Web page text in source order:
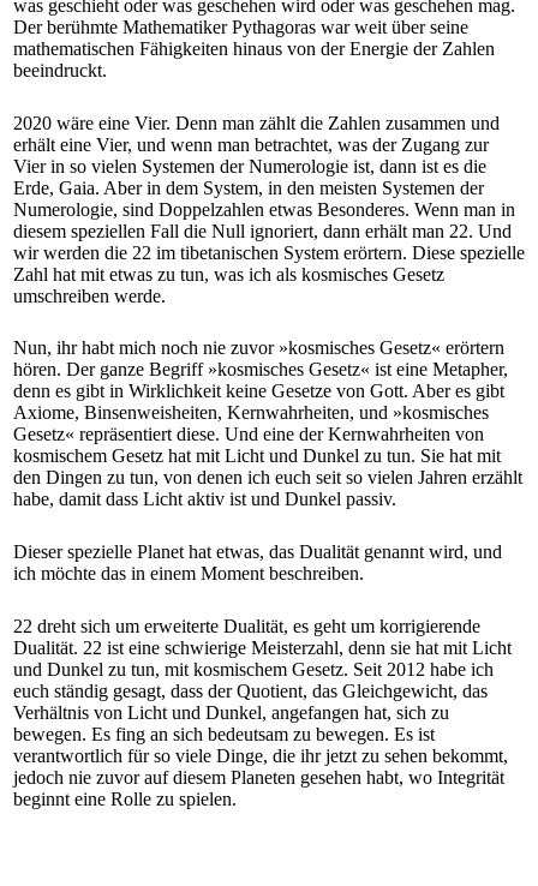
was geschieht oder was geschehen wird oder was geschehen mag.
Der berühmte Mathematiker Pythagoras war weit über seine
mathematischen Fähigkeiten hinaus von der Energie der Zahlen
beeindruckt.
2020 wäre eine Vier. Denn man zählt die Zahlen zusammen und
erhält eine Vier, und wenn man betrachtet, was der Zugang zur
Vier in so vielen Systemen der Numerologie ist, dann ist es die
Erde, Gaia. Aber in dem System, in den meisten Systemen der
Numerologie, sind Doppelzahlen etwas Besonderes. Wenn man in
diesem speziellen Fall die Null ignoriert, dann erhält man 22. Und
wir werden die 22 im tibetanischen System erörtern. Diese spezielle
Zahl hat mit etwas zu tun, was ich als kosmisches Gesetz
umschreiben werde.
Nun, ihr habt mich noch nie zuvor »kosmisches Gesetz« erörtern
hören. Der ganze Begriff »kosmisches Gesetz« ist eine Metapher,
denn es gibt in Wirklichkeit keine Gesetze von Gott. Aber es gibt
Axiome, Binsenweisheiten, Kernwahrheiten, und »kosmisches
Gesetz« repräsentiert diese. Und eine der Kernwahrheiten von
kosmischem Gesetz hat mit Licht und Dunkel zu tun. Sie hat mit
den Dingen zu tun, von denen ich euch seit so vielen Jahren erzählt
habe, damit dass Licht aktiv ist und Dunkel passiv.
Dieser spezielle Planet hat etwas, das Dualität genannt wird, und
ich möchte das in einem Moment beschreiben.
22 dreht sich um erweiterte Dualität, es geht um korrigierende
Dualität. 22 ist eine schwierige Meisterzahl, denn sie hat mit Licht
und Dunkel zu tun, mit kosmischem Gesetz. Seit 2012 habe ich
euch ständig gesagt, dass der Quotient, das Gleichgewicht, das
Verhältnis von Licht und Dunkel, angefangen hat, sich zu
bewegen. Es fing an sich bedeutsam zu bewegen. Es ist
verantwortlich für so viele Dinge, die ihr jetzt zu sehen bekommt,
jedoch nie zuvor auf diesem Planeten gesehen habt, wo Integrität
beginnt eine Rolle zu spielen.